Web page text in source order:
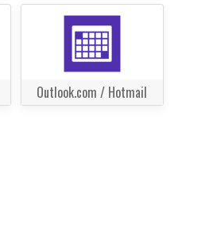
Outlook.com / Hotmail